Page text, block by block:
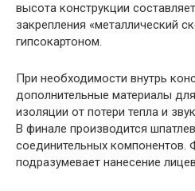
высота конструкции
закрепления «металлический
гипсокартоном.
При необходимости внутрь
дополнительные материалы
изоляции от потери тепла и
В финале производится
соединительных компонентов.
подразумевает нанесение